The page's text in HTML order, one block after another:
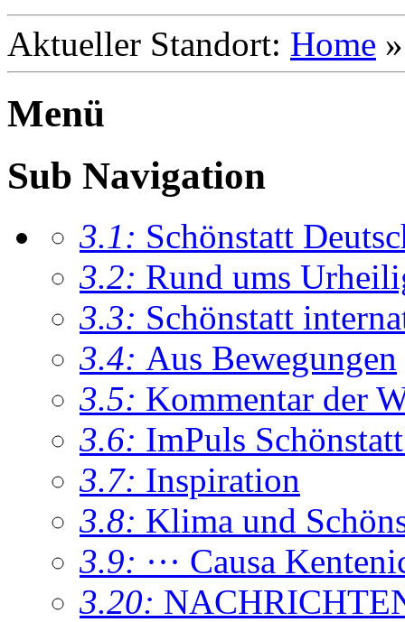
Aktueller Standort: Home
Menü
Sub Navigation
3.1: Schönstatt
3.2: Rund ums
3.3: Schönstatt
3.4: Aus Bewegungen
3.5: Kommentar der
3.6: ImPuls
3.7: Inspiration
3.8: Klima und
3.9: ··· Causa
3.20: